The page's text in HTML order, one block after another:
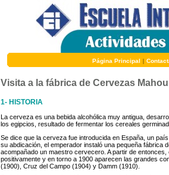
Página Principal |
Visita a la fábrica de Cervezas Mahou
1- HISTORIA
La cerveza es una bebida alcohólica muy antigua,
los egipcios, resultado de fermentar los cereales
Se dice que la cerveza fue introducida en España, un
su abdicación, el emperador instaló una pequeña fábrica
acompañado un maestro cervecero. A partir de
positivamente y en torno a 1900 aparecen las grandes
(1900), Cruz del Campo (1904) y Damm (1910).